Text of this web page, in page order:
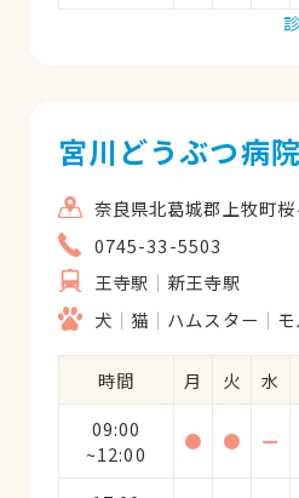
宮川どうぶつ病院
奈良県北葛城郡上牧町
0745-33-5503
王寺駅
新王寺駅
犬
猫 ハムスター
時間 月 火 水
09:00
~12:00
● ● ー